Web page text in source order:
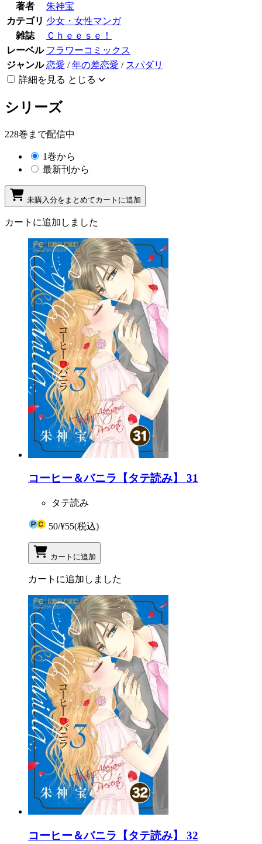
著者
朱神宝
カテゴリ 少女・女性マンガ
雑誌
Ｃｈｅｅｓｅ！
レーベル フラワーコミックス
ジャンル 恋愛 /年の差恋愛 / スパダリ
詳細を見る とじる
シリーズ
228巻まで配信中
1巻から
最新刊から
未購入分をまとめてカートに追加
カートに追加しました
コーヒー＆バニラ【タテ読み】 31
タテ読み
50/¥55(税込)
カートに追加
カートに追加しました
コーヒー＆バニラ【タテ読み】 32